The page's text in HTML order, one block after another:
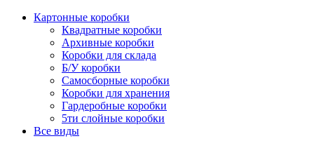
Картонные коробки
Квадратные коробки
Архивные коробки
Коробки для склада
Б/У коробки
Самосборные коробки
Коробки для хранения
Гардеробные коробки
5ти слойные коробки
Все виды